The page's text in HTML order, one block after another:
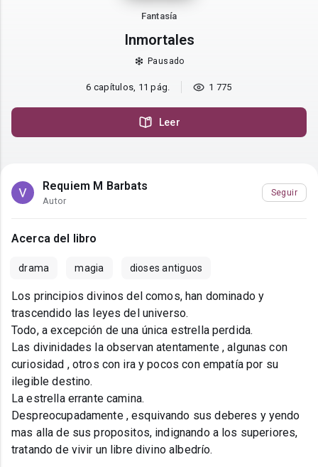
Fantasía
Inmortales
Pausado
6 capítulos, 11 pág. 1 775
Leer
Requiem M Barbats
Autor
Seguir
Acerca del libro
drama magia dioses antiguos
Los principios divinos del comos, han dominado y
trascendido las leyes del universo.
Todo, a excepción de una única estrella perdida.
Las divinidades la observan atentamente , algunas con
curiosidad , otros con ira y pocos con empatía por su
ilegible destino.
La estrella errante camina.
Despreocupadamente , esquivando sus deberes y yendo
mas alla de sus propositos, indignando a los superiores,
tratando de vivir un libre divino albedrío.